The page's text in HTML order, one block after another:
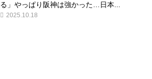
る」やっぱり阪神は強かった…日本...
2025.10.18